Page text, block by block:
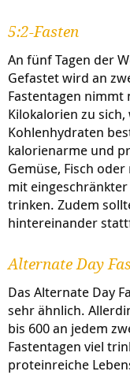
5:2-Fasten
An fünf Tagen der
Gefastet wird an
Fastentagen nimmt
Kilokalorien zu
Kohlenhydraten
kalorienarme und
Gemüse, Fisch
mit
trinken. Zudem
hintereinander
Alternate Day
Das Alternate Day
sehr ähnlich.
bis 600 an jedem
Fastentagen viel
proteinreiche